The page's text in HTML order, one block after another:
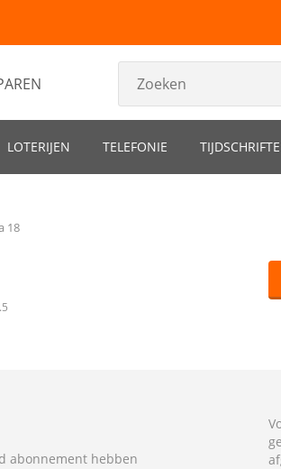
LOTERIJEN TELEFONIE
18
abonnement hebben